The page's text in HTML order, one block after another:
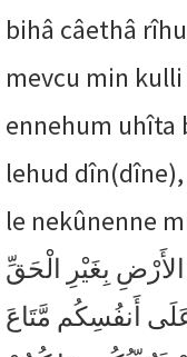
bihâ câethâ
mevcu min
ennehum uhîta
lehud
le nekûnenne
بِغَيْرِ الْحَقِّ
عَلَى أَنفُسِكُم مَّتَاعَ